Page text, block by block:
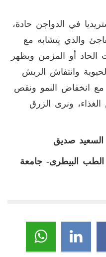
في الدواجن حادة،
والذي يتشابه مع
أو المزمن ويظهر
وانتفاش الريش
مع انخفاض النمو ونقص
ونرى الزرق
السعيد صديق
الطب البيطرى- جامعة